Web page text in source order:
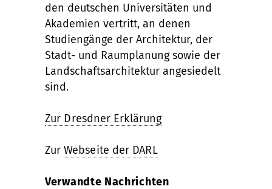
den deutschen Universitäten und
Akademien vertritt, an denen
Studiengänge der Architektur, der
Stadt- und Raumplanung sowie der
Landschaftsarchitektur angesiedelt
sind.
Zur Dresdner Erklärung
Zur Webseite der DARL
Verwandte Nachrichten